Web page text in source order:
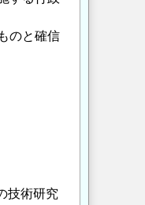
のと確信
技術研究